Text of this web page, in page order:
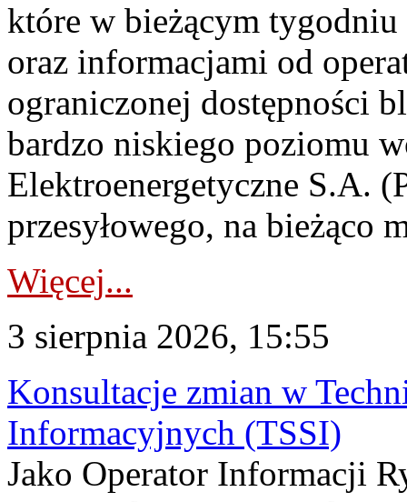
które w bieżącym tygodniu
oraz informacjami od
ograniczonej dostępności
bardzo niskiego poziomu
Elektroenergetyczne S.A.
przesyłowego, na bieżąco
Więcej...
3 sierpnia 2026, 15:55
Konsultacje zmian w
Informacyjnych (TSSI)
Jako Operator Informacji